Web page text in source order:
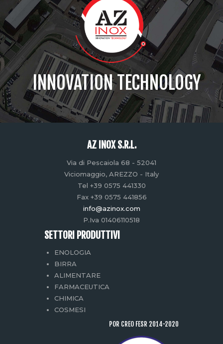
INNOVATION TECHNOLOGY
AZ INOX S.R.L.
Via di Pescaiola 68 - 52041
Viciomaggio, AREZZO - Italy
Tel +39 0575 441330
Fax +39 0575 441856
info@azinox.com
P.Iva 01406110518
SETTORI PRODUTTIVI
ENOLOGIA
BIRRA
ALIMENTARE
FARMACEUTICA
CHIMICA
COSMESI
POR CREO FESR 2014-2020